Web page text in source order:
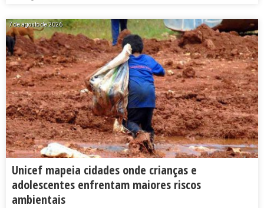
7 de agosto de 2026
Unicef mapeia cidades onde crianças e
adolescentes enfrentam maiores riscos
ambientais